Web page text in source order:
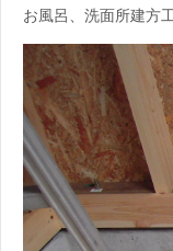
お風呂、洗面所建方